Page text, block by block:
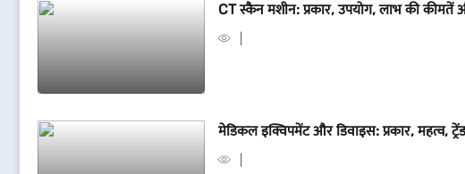
CT स्कैन मशीन: प्रकार, उपयोग, लाभ की
मेडिकल इक्विपमेंट और डिवाइस: प्रकार, महत्व,